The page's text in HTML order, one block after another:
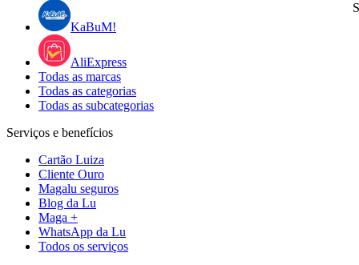
KaBuM!
AliExpress
Todas as marcas
Todas as categorias
Todas as subcategorias
Serviços e benefícios
Cartão Luiza
Cliente Ouro
Magalu seguros
Blog da Lu
Maga +
WhatsApp da Lu
Todos os serviços